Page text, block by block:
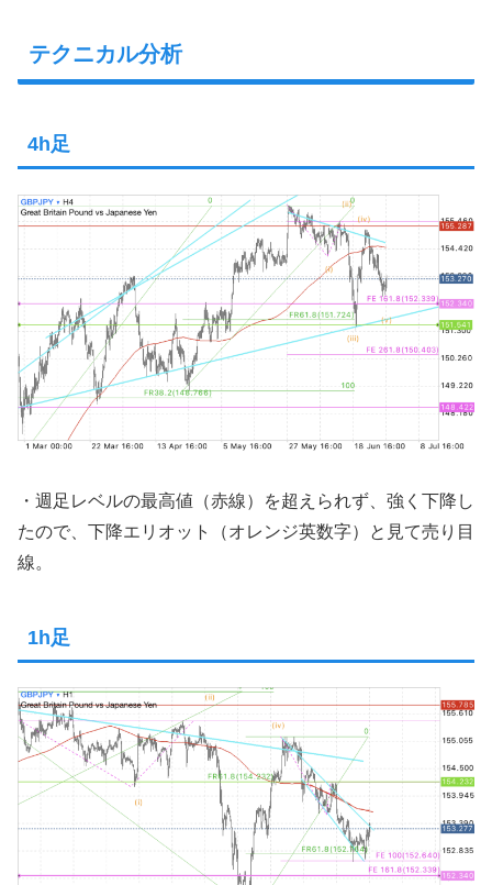
テクニカル分析
4h足
・週足レベルの最高値（赤線）を超えられず、強く下降し
たので、下降エリオット（オレンジ英数字）と見て売り目
線。
1h足